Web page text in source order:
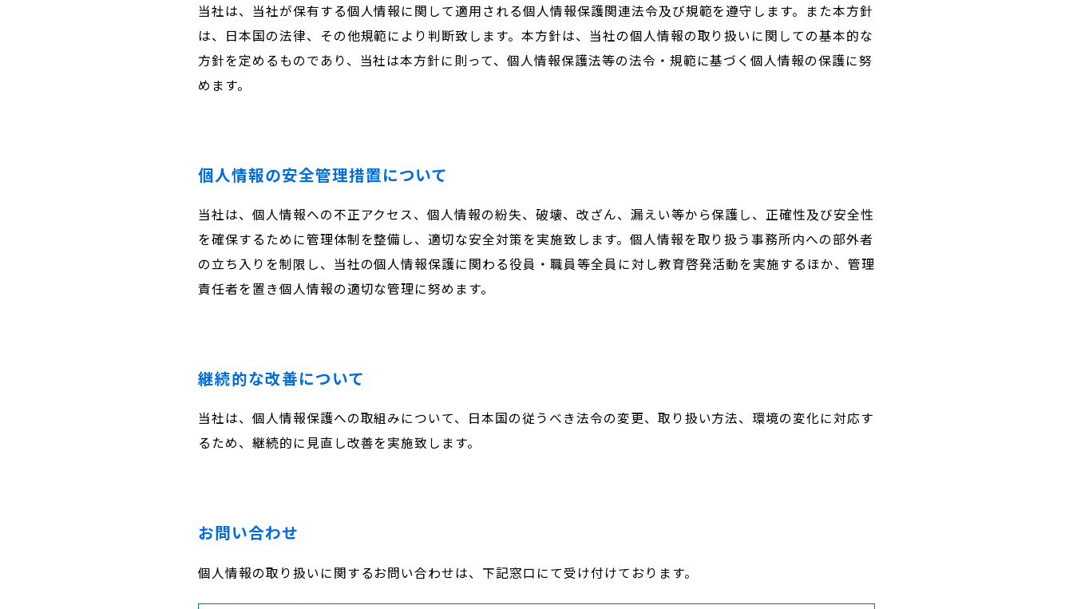
当社は、当社が保有する個人情報に関して適用される個人情報保護関連法令及び規範を遵守します。また本方針
は、日本国の法律、その他規範により判断致します。本方針は、当社の個人情報の取り扱いに関しての基本的な
方針を定めるものであり、当社は本方針に則って、個人情報保護法等の法令・規範に基づく個人情報の保護に努
めます。
個人情報の安全管理措置について
当社は、個人情報への不正アクセス、個人情報の紛失、破壊、改ざん、漏えい等から保護し、正確性及び安全性
を確保するために管理体制を整備し、適切な安全対策を実施致します。個人情報を取り扱う事務所内への部外者
の立ち入りを制限し、当社の個人情報保護に関わる役員・職員等全員に対し教育啓発活動を実施するほか、管理
責任者を置き個人情報の適切な管理に努めます。
継続的な改善について
当社は、個人情報保護への取組みについて、日本国の従うべき法令の変更、取り扱い方法、環境の変化に対応す
るため、継続的に見直し改善を実施致します。
お問い合わせ
個人情報の取り扱いに関するお問い合わせは、下記窓口にて受け付けております。